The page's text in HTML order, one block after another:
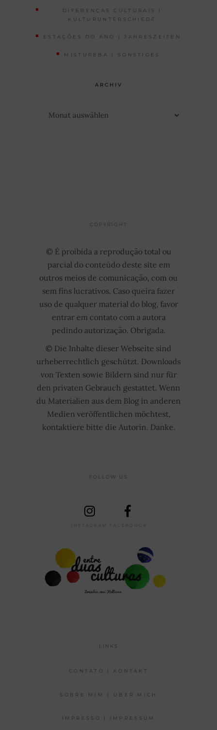
DIFERENÇAS CULTURAIS |
KULTURUNTERSCHIEDE
ESTAÇÕES DO ANO | JAHRESZEITEN
MISTUREBA | SONSTIGES
ARCHIV
COPYRIGHT
© É proibida a reprodução total ou
parcial do conteúdo deste site em
outros meios de comunicação, com ou
sem fins lucrativos. Caso queira fazer
uso de qualquer material do blog, favor
entrar em contato com a autora
pedindo autorização. Obrigada.
© Die Inhalte dieser Webseite sind
urheberrechtlich geschützt. Downloads
von Texten sowie Bildern sind nur für
den privaten Gebrauch gestattet. Wenn
du Materialien aus dem Blog in anderen
Medien veröffentlichen möchtest,
kontaktiere bitte die Autorin. Danke.
FOLLOW US
INSTAGRAM FACEBOOOK
LINKS
CONTATO | KONTAKT
SOBRE MIM | ÜBER MICH
IMPRESSO | IMPRESSUM